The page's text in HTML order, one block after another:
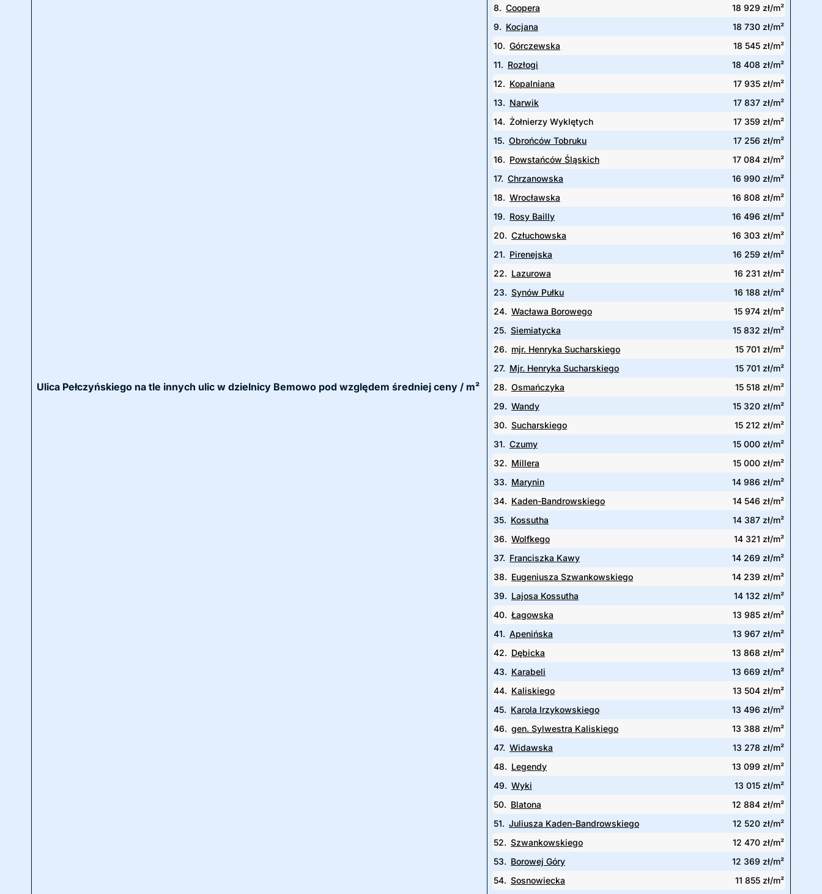
Ulica Pełczyńskiego na tle innych ulic w dzielnicy Bemowo pod względem średniej ceny / m²
8. Coopera
18 929 zł/m²
9. Kocjana
18 730 zł/m²
10. Górczewska
18 545 zł/m²
11. Rozłogi
18 408 zł/m²
12. Kopalniana
17 935 zł/m²
13. Narwik
17 837 zł/m²
14. Żołnierzy Wyklętych
17 359 zł/m²
15. Obrońców Tobruku
17 256 zł/m²
16. Powstańców Śląskich
17 084 zł/m²
17. Chrzanowska
16 990 zł/m²
18. Wrocławska
16 808 zł/m²
19. Rosy Bailly
16 496 zł/m²
20. Człuchowska
16 303 zł/m²
21. Pirenejska
16 259 zł/m²
22. Lazurowa
16 231 zł/m²
23. Synów Pułku
16 188 zł/m²
24. Wacława Borowego
15 974 zł/m²
25. Siemiatycka
15 832 zł/m²
26. mjr. Henryka Sucharskiego
15 701 zł/m²
27. Mjr. Henryka Sucharskiego
15 701 zł/m²
28. Osmańczyka
15 518 zł/m²
29. Wandy
15 320 zł/m²
30. Sucharskiego
15 212 zł/m²
31. Czumy
15 000 zł/m²
32. Millera
15 000 zł/m²
33. Marynin
14 986 zł/m²
34. Kaden-Bandrowskiego
14 546 zł/m²
35. Kossutha
14 387 zł/m²
36. Wolfkego
14 321 zł/m²
37. Franciszka Kawy
14 269 zł/m²
38. Eugeniusza Szwankowskiego
14 239 zł/m²
39. Lajosa Kossutha
14 132 zł/m²
40. Łagowska
13 985 zł/m²
41. Apenińska
13 967 zł/m²
42. Dębicka
13 868 zł/m²
43. Karabeli
13 669 zł/m²
44. Kaliskiego
13 504 zł/m²
45. Karola Irzykowskiego
13 496 zł/m²
46. gen. Sylwestra Kaliskiego
13 388 zł/m²
47. Widawska
13 278 zł/m²
48. Legendy
13 099 zł/m²
49. Wyki
13 015 zł/m²
50. Blatona
12 884 zł/m²
51. Juliusza Kaden-Bandrowskiego
12 520 zł/m²
52. Szwankowskiego
12 470 zł/m²
53. Borowej Góry
12 369 zł/m²
54. Sosnowiecka 11 855 zł/m²